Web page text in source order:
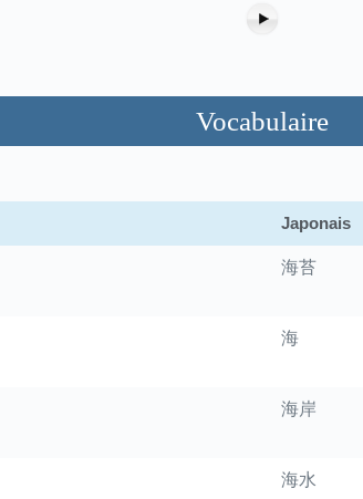
Vocabulaire
Japonais
海苔
海
海岸
海水